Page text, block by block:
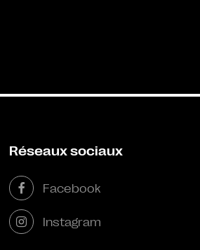
Réseaux sociaux
Facebook
Instagram